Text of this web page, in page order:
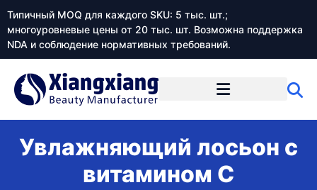
Типичный MOQ для каждого SKU: 5 тыс. шт.;
многоуровневые цены от 20 тыс. шт. Возможна поддержка
NDA и соблюдение нормативных требований.
Увлажняющий лосьон с
витамином С